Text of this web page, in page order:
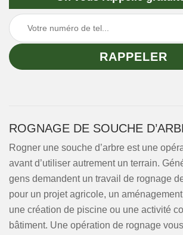
ROGNAGE DE SOUCHE
Rogner une souche d’arbre est une
avant d’utiliser autrement un terrain.
gens demandent un travail de rognage
pour un projet agricole, un aménagement
une création de piscine ou une activité
bâtiment. Une opération de rognage